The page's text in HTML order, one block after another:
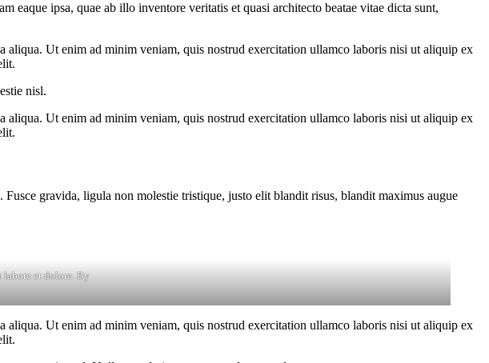
eaque ipsa, quae ab illo inventore veritatis et quasi architecto beatae vitae dicta sunt,
Ut enim ad minim veniam, quis nostrud exercitation ullamco laboris nisi ut aliquip ex
nisl.
Ut enim ad minim veniam, quis nostrud exercitation ullamco laboris nisi ut aliquip ex
Fusce gravida, ligula non molestie tristique, justo elit blandit risus, blandit maximus augue
labore et dolore. By
Ut enim ad minim veniam, quis nostrud exercitation ullamco laboris nisi ut aliquip ex